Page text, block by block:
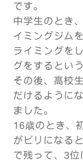
です。
中学生のとき
イミングジム
ライミングを
グをするとい
その後、高校
だけるように
ました。
16歳のとき、
がビリになる
で残って、3位